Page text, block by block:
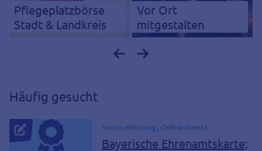
Pflegeplatzbörse
Stadt & Landkreis
Vor Ort
mitgestalten
Häufig gesucht
Serviceleistung, Online-Dienst
Bayerische Ehrenamtskarte;